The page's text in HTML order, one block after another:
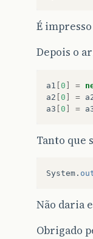
É
Depois o
a1 [0 ] =
a2 [0 ] =
a3 [0 ] =
Tanto que
System .
Não daria
Obrigado